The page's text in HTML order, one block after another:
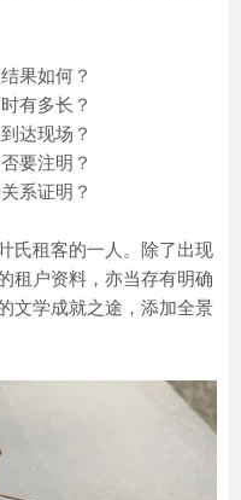
果如何？
有多长？
达现场？
要注明？
系证明？
氏租客的一人。除了出现
租户资料，亦当存有明确
文学成就之途，添加全景